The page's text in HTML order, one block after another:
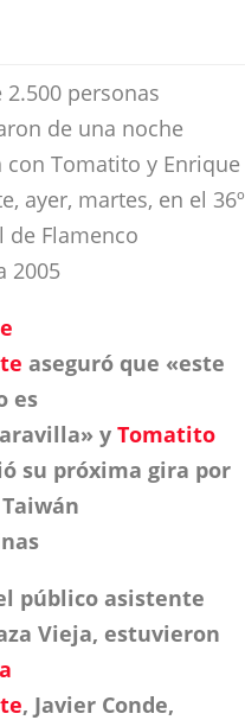
2.500 personas
de una noche
con Tomatito y Enrique
ayer, martes, en el 36º
de Flamenco
2005
aseguró que «este
es
y Tomatito
su próxima gira por
público asistente
Vieja, estuvieron
, Javier Conde,